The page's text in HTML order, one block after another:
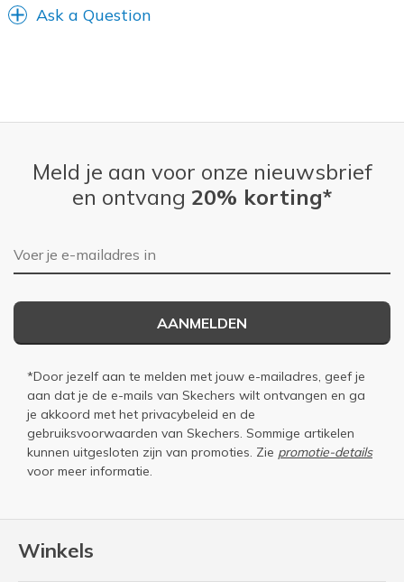
Ask a Question
Winkels
Meld je aan voor onze nieuwsbrief
en ontvang 20% korting*
E-mailadres
AANMELDEN
*Door jezelf aan te melden met jouw e-mailadres, geef je
aan dat je de e-mails van Skechers wilt ontvangen en ga
je akkoord met het privacybeleid en de
gebruiksvoorwaarden van Skechers. Sommige artikelen
kunnen uitgesloten zijn van promoties. Zie promotie-details
voor meer informatie.